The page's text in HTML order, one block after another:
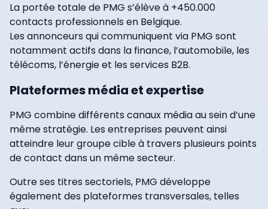
La portée totale de PMG s’élève à +450.000
contacts professionnels en Belgique.
Les annonceurs qui communiquent via PMG sont
notamment actifs dans la finance, l’automobile, les
télécoms, l’énergie et les services B2B.
Plateformes média et expertise
PMG combine différents canaux média au sein d’une
même stratégie. Les entreprises peuvent ainsi
atteindre leur groupe cible à travers plusieurs points
de contact dans un même secteur.
Outre ses titres sectoriels, PMG développe
également des plateformes transversales, telles